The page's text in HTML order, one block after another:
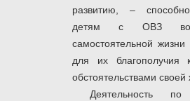
развитию, –
детям с ОВЗ во
самостоятельной
для их благополучия
обстоятельствами своей
Деятельность по